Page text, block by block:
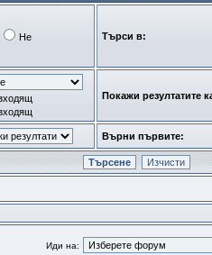
Не Търси в:
Покажи резултатите
Върни първите:
Иди на: